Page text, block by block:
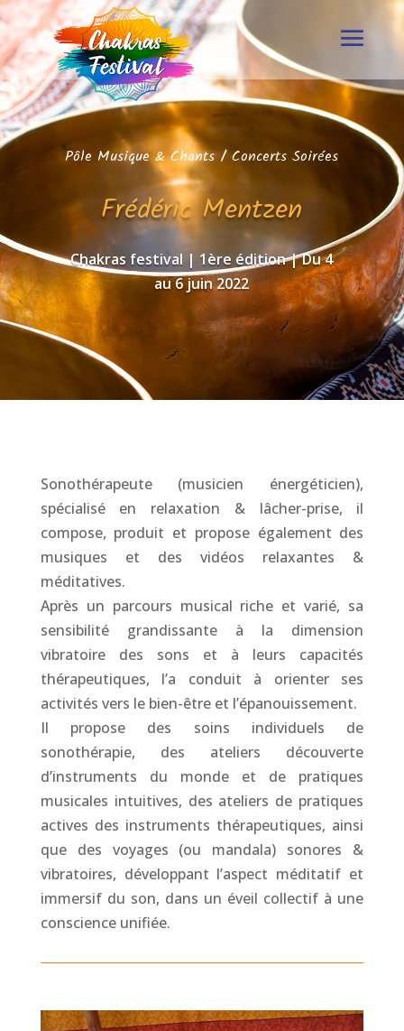
Pôle Musique & Chants/Concerts Soirées
Frédéric Mentzen
Chakras festival | 1ère édition | Du 4
au 6 juin 2022
Sonothérapeute (musicien énergéticien),
spécialisé en relaxation & lâcher-prise, il
compose, produit et propose également des
musiques et des vidéos relaxantes &
méditatives.
Après un parcours musical riche et varié, sa
sensibilité grandissante à la dimension
vibratoire des sons et à leurs capacités
thérapeutiques, l’a conduit à orienter ses
activités vers le bien-être et l’épanouissement.
Il propose des soins individuels de
sonothérapie, des ateliers découverte
d’instruments du monde et de pratiques
musicales intuitives, des ateliers de pratiques
actives des instruments thérapeutiques, ainsi
que des voyages (ou mandala) sonores &
vibratoires, développant l’aspect méditatif et
immersif du son, dans un éveil collectif à une
conscience unifiée.